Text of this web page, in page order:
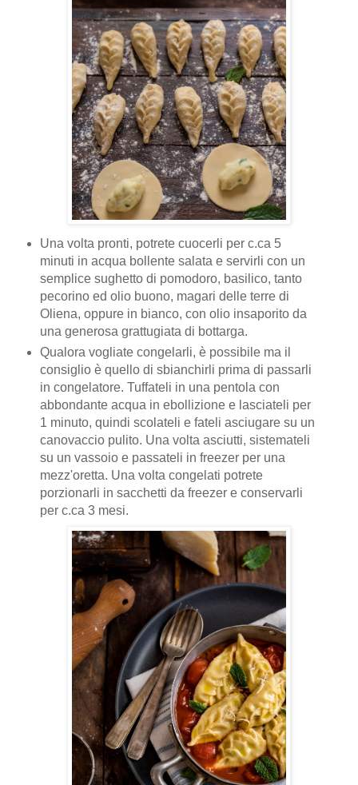
Una volta pronti, potrete cuocerli per c.ca 5
minuti in acqua bollente salata e servirli con un
semplice sughetto di pomodoro, basilico, tanto
pecorino ed olio buono, magari delle terre di
Oliena, oppure in bianco, con olio insaporito da
una generosa grattugiata di bottarga.
Qualora vogliate congelarli, è possibile ma il
consiglio è quello di sbianchirli prima di passarli
in congelatore. Tuffateli in una pentola con
abbondante acqua in ebollizione e lasciateli per
1 minuto, quindi scolateli e fateli asciugare su un
canovaccio pulito. Una volta asciutti, sistemateli
su un vassoio e passateli in freezer per una
mezz'oretta. Una volta congelati potrete
porzionarli in sacchetti da freezer e conservarli
per c.ca 3 mesi.